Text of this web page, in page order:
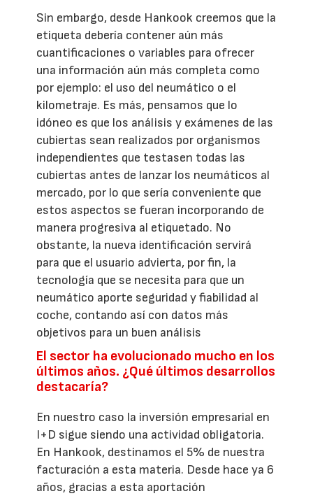
Sin embargo, desde Hankook creemos que la
etiqueta debería contener aún más
cuantificaciones o variables para ofrecer
una información aún más completa como
por ejemplo: el uso del neumático o el
kilometraje. Es más, pensamos que lo
idóneo es que los análisis y exámenes de las
cubiertas sean realizados por organismos
independientes que testasen todas las
cubiertas antes de lanzar los neumáticos al
mercado, por lo que sería conveniente que
estos aspectos se fueran incorporando de
manera progresiva al etiquetado. No
obstante, la nueva identificación servirá
para que el usuario advierta, por fin, la
tecnología que se necesita para que un
neumático aporte seguridad y fiabilidad al
coche, contando así con datos más
objetivos para un buen análisis
El sector ha evolucionado mucho en los
últimos años. ¿Qué últimos desarrollos
destacaría?
En nuestro caso la inversión empresarial en
I+D sigue siendo una actividad obligatoria.
En Hankook, destinamos el 5% de nuestra
facturación a esta materia. Desde hace ya 6
años, gracias a esta aportación